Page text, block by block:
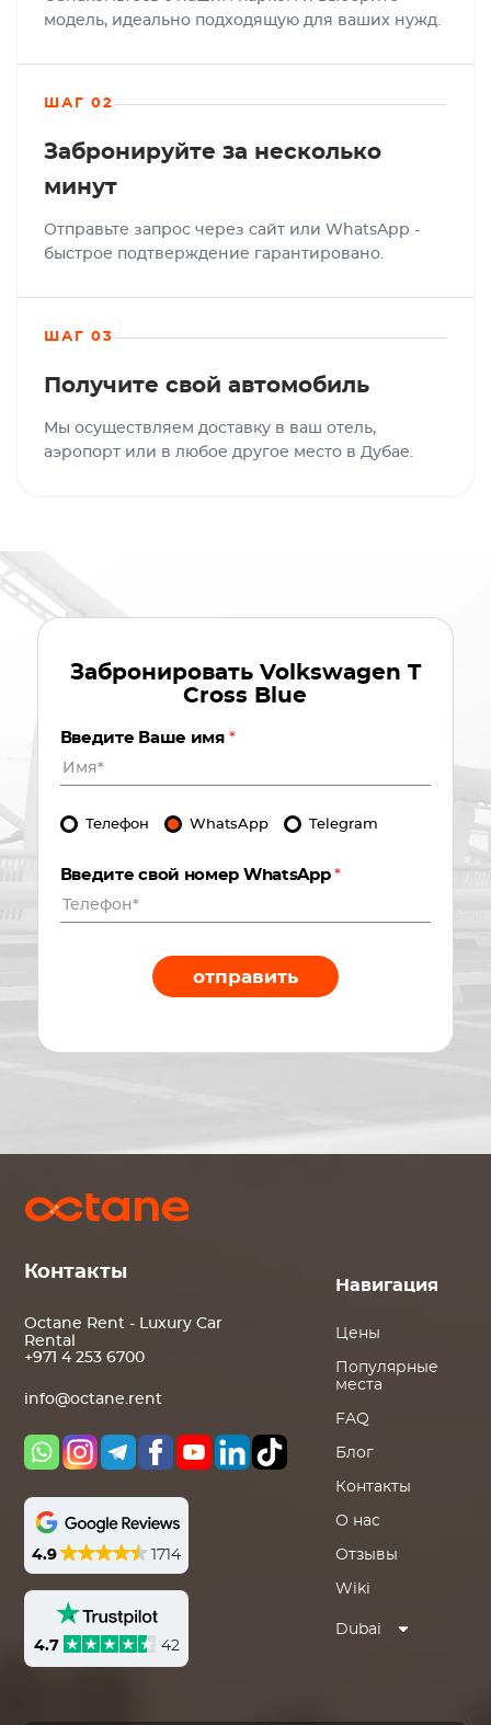
модель, идеально подходящую для ваших нужд.
ШАГ 02
Забронируйте за несколько
минут
Отправьте запрос через сайт или WhatsApp -
быстрое подтверждение гарантировано.
ШАГ 03
Получите свой автомобиль
Мы осуществляем доставку в ваш отель,
аэропорт или в любое другое место в Дубае.
Забронировать Volkswagen T
Cross Blue
Введите Ваше имя *
Телефон WhatsApp Telegram
Введите свой номер WhatsApp*
отправить
Контакты
Octane Rent - Luxury Car
Rental
+971 4 253 6700
info@octane.rent
4.9 1714
4.7 42
Навигация
Цены
Популярные
места
FAQ
Блог
Контакты
О нас
Отзывы
Wiki
Dubai